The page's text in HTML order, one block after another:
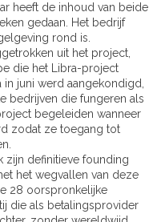
heeft de inhoud van beide
gedaan. Het bedrijf
rond is.
uit het project,
die het Libra-project
in juni werd aangekondigd,
bedrijven die fungeren als
begeleiden wanneer
zodat ze toegang tot
zijn definitieve founding
het wegvallen van deze
28 oorspronkelijke
die als betalingsprovider